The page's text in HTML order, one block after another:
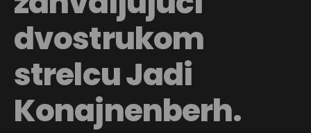
dvostrukom
strelcu Jadi
Konajnenberh.